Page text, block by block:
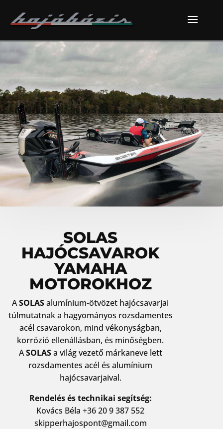
SOLAS
HAJÓCSAVAROK
YAMAHA
MOTOROKHOZ
ASOLASalumínium-ötvözet hajócsavarjai
túlmutatnak a hagyományos rozsdamentes
acél csavarokon, mind vékonyságban,
korrózió ellenállásban, és minőségben.
ASOLASa világ vezető márkaneve lett
rozsdamentes acél és alumínium
hajócsavarjaival.
Rendelés és technikai segítség:
Kovács Béla +36 20 9 387 552
skipperhajospont@gmail.com